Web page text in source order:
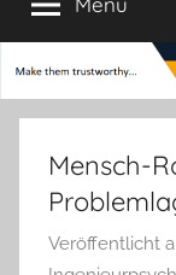
Mensch-
Veröffentlicht